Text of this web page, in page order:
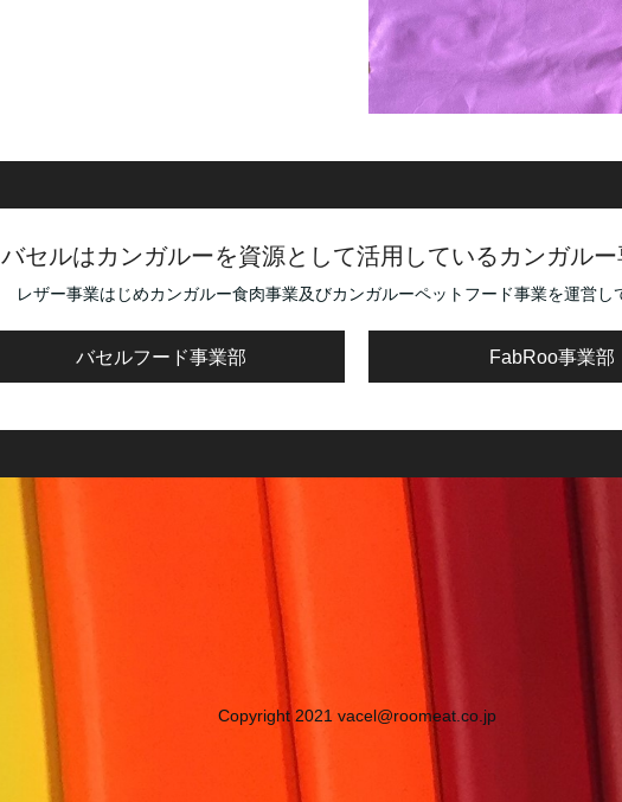
バセルはカンガルーを資源として活用しているカンガル
レザー事業はじめカンガルー食肉事業及びカンガルーペットフード事業を運営し
バセルフード事業部 FabRoo事業部
Copyright 2021 vacel@roomeat.co.jp